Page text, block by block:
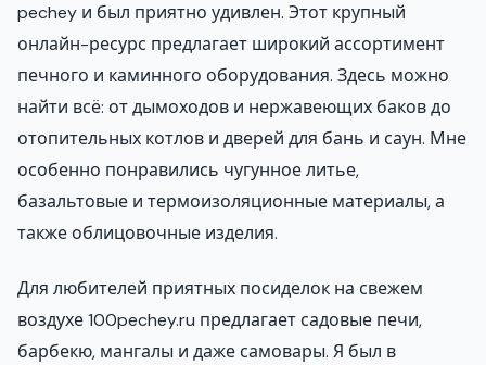
pechey и был приятно удивлен. Этот крупный
онлайн-ресурс предлагает широкий ассортимент
печного и каминного оборудования. Здесь можно
найти всё: от дымоходов и нержавеющих баков до
отопительных котлов и дверей для бань и саун. Мне
особенно понравились чугунное литье,
базальтовые и термоизоляционные материалы, а
также облицовочные изделия.
Для любителей приятных посиделок на свежем
воздухе 100pechey.ru предлагает садовые печи,
барбекю, мангалы и даже самовары. Я был в